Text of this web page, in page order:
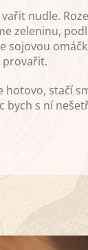
nudle.
zeleninu,
sojovou
provařit.
hotovo, stačí
bych s ní